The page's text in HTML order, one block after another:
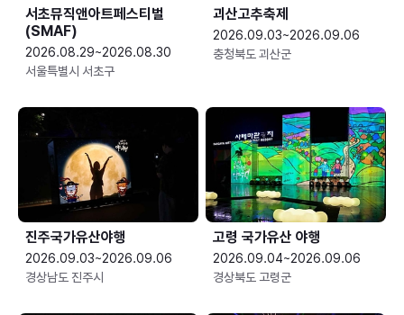
서초뮤직앤아트페스티벌
(SMAF)
2026.08.29~2026.08.30
서울특별시 서초구
괴산고추축제
2026.09.03~2026.09.06
충청북도 괴산군
진주국가유산야행
2026.09.03~2026.09.06
경상남도 진주시
고령 국가유산 야행
2026.09.04~2026.09.06
경상북도 고령군